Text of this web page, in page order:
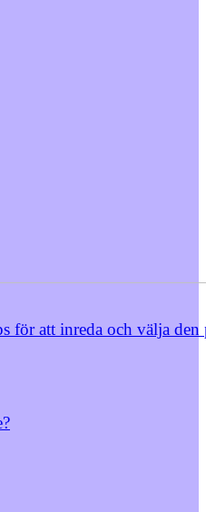
för att inreda och välja den